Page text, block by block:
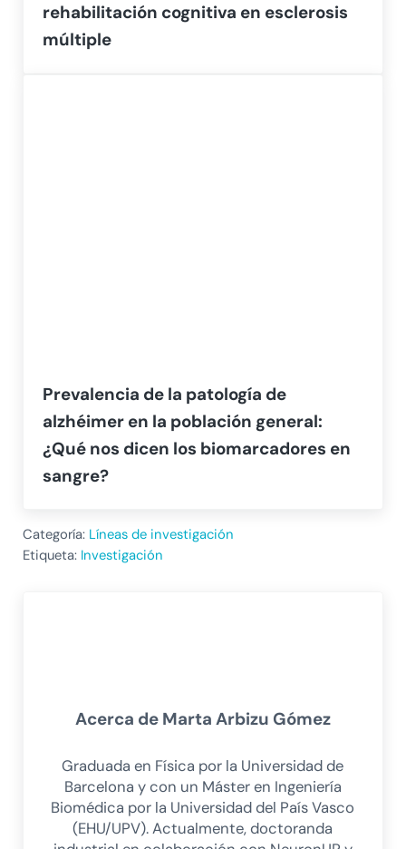
rehabilitación cognitiva en esclerosis
múltiple
Prevalencia de la patología de
alzhéimer en la población general:
¿Qué nos dicen los biomarcadores en
sangre?
Categoría: Líneas de investigación
Etiqueta: Investigación
Acerca de Marta Arbizu Gómez
Graduada en Física por la Universidad de
Barcelona y con un Máster en Ingeniería
Biomédica por la Universidad del País Vasco
(EHU/UPV). Actualmente, doctoranda